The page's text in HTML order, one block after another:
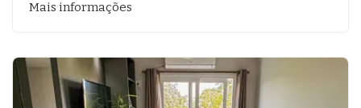
Mais informações